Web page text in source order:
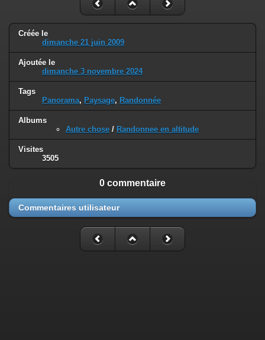
Créée le
dimanche 21 juin 2009
Ajoutée le
dimanche 3 novembre 2024
Tags
Panorama, Paysage, Randonnée
Albums
Autre chose / Randonnee en altitude
Visites
3505
0 commentaire
Commentaires utilisateur